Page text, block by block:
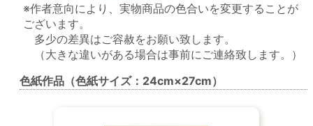
※作者意向により、実物商品の色合いを変更することが
ございます。
多少の差異はご容赦をお願い致します。
（大きな違いがある場合は事前にご連絡致します。）
色紙作品（色紙サイズ：24cm×27cm）